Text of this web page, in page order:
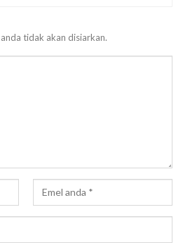
tidak akan disiarkan.